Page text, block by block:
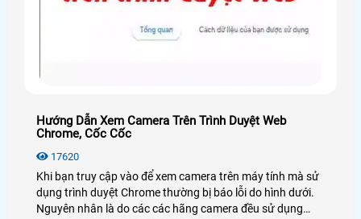
Hướng Dẫn Xem Camera Trên Trình Duyệt Web
Chrome, Cốc Cốc
17620
Khi bạn truy cập vào để xem camera trên máy tính mà sử
dụng trình duyệt Chrome thường bị báo lỗi do hình dưới.
Nguyên nhân là do các các hãng camera đều sử dụng